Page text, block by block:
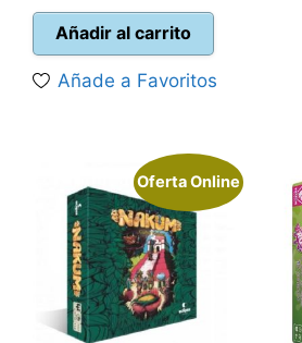
era:
69,99 €.
actual
es:
59,95 €.
Añadir al carrito
Añade a Favoritos
Oferta Online